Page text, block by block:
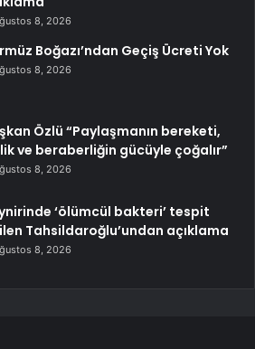
8, 2026
Boğazı’ndan Geçiş Ücreti Yok
8, 2026
Özlü “Paylaşmanın bereketi,
ve beraberliğin gücüyle çoğalır”
8, 2026
‘ölümcül bakteri’ tespit
Tahsildaroğlu’undan açıklama
8, 2026